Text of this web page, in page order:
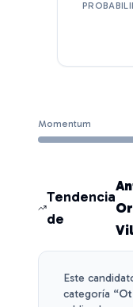
Momentum
Tendencia
de
Este
categoría